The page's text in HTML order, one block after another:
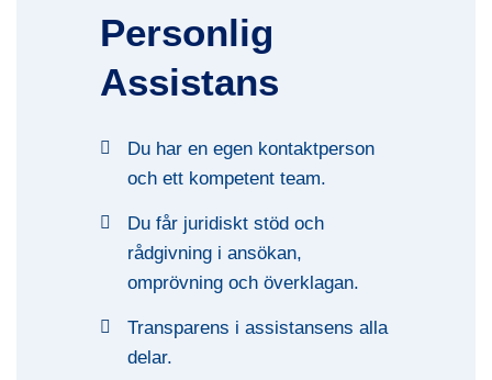
Personlig
Assistans
Du har en egen kontaktperson
och ett kompetent team.
Du får juridiskt stöd och
rådgivning i ansökan,
omprövning och överklagan.
Transparens i assistansens alla
delar.